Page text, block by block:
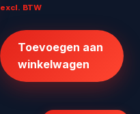
€20.072,00.
excl. BTW
Toevoegen aan
winkelwagen